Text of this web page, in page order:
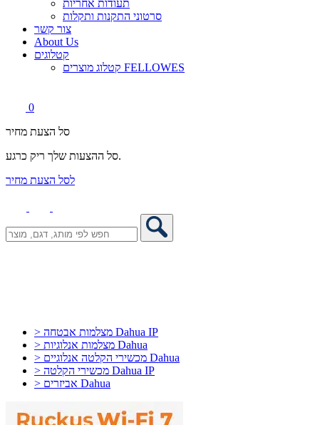
תעודות אחריות
סרטוני התקנות ותקלות
צור קשר
About Us
קטלוגים
קטלוג מוצרים FELLOWES
0
סל הצעת מחיר
סל ההצעות שלך ריק כרגע.
לסל הצעת מחיר
> מצלמות אבטחה Dahua IP
> מצלמות אנלוגיות Dahua
> מכשירי הקלטה אנלוגיים Dahua
> מכשירי הקלטה Dahua IP
> אביזרים Dahua